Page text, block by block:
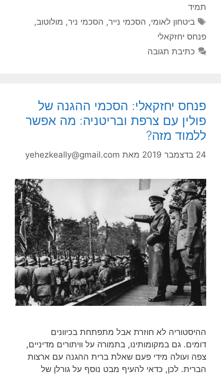
תמיד
תגיות
ביטחון לאומי, הסכמי נייר, הסכמי ניר, מולוטוב,
פנחס יחזקאלי
כתיבת תגובה
פנחס יחזקאלי: הסכמי ההגנה של
פולין עם צרפת ובריטניה: מה אפשר
ללמוד מזה?
24 בדצמבר 2019 מאת yehezkeally@gmail.com
ההיסטוריה לא חוזרת אבל מתפתחת בכיוונים
דומים. גם במקומותינו, בתמורה על וויתורים מדיניים,
צפה ועולה מידי פעם שאלת ברית ההגנה עם ארצות
הברית. לכן, כדאי להעיף מבט נוסף על גורלן של